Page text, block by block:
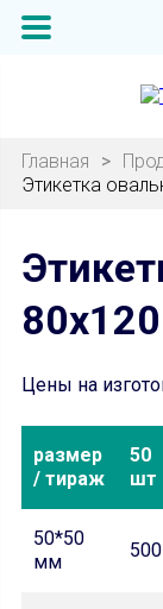
Главная >
Этикетка
Цены на
размер
/ тираж
50
шт
50*50
мм
500